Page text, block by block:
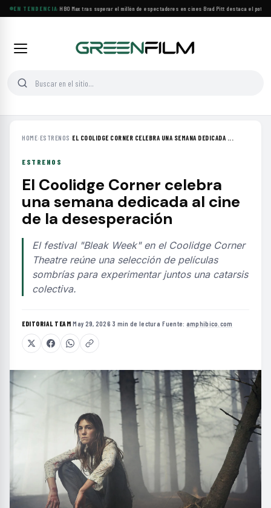
EN TENDENCIA
BACKROOMS llega a HBO Max tras superar el millón de espectadores en cines·Brad Pitt destaca el
HOME›ESTRENOS ›EL COOLIDGE CORNER CELEBRA UNA SEMANA DEDICADA ...
ESTRENOS
El Coolidge Corner celebra
una semana dedicada al cine
de la desesperación
El festival "Bleak Week" en el Coolidge Corner
Theatre reúne una selección de películas
sombrías para experimentar juntos una catarsis
colectiva.
EDITORIAL TEAM·May 29, 2026·3 min de lectura·Fuente: amphibico.com